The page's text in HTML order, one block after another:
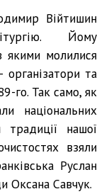
Війтишин
Йому
якими молилися
організатори та
го. Так само, як
національних
нашої
взяли
Руслан
Оксана Савчук.